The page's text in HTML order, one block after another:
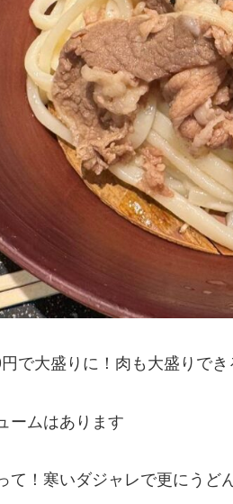
で大盛りに！肉も大盛りで
ームはあります
て！寒いダジャレで更にうど